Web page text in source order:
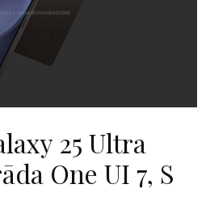
25 Ultra
One UI 7, S